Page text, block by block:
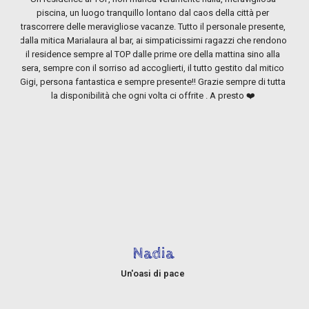
piscina, un luogo tranquillo lontano dal caos della città per
trascorrere delle meravigliose vacanze. Tutto il personale presente,
dalla mitica Marialaura al bar, ai simpaticissimi ragazzi che rendono
il residence sempre al TOP dalle prime ore della mattina sino alla
sera, sempre con il sorriso ad accoglierti, il tutto gestito dal mitico
Gigi, persona fantastica e sempre presente!! Grazie sempre di tutta
la disponibilità che ogni volta ci offrite . A presto ❤️
Nadia
Un'oasi di pace